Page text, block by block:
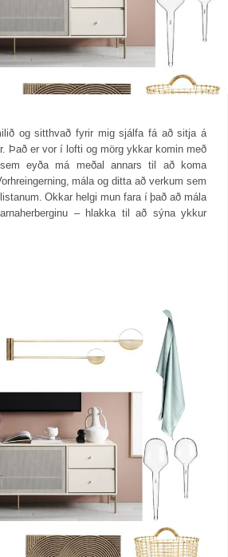
og sitthvað fyrir mig sjálfa fá að sitja á
Það er vor í lofti og mörg ykkar komin með
eyða má meðal annars til að koma
mála og ditta að verkum sem
Okkar helgi mun fara í það að mála
– hlakka til að sýna ykkur